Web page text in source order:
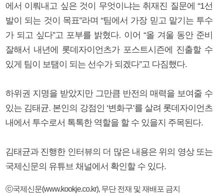
에서 이뤄내고 싶은 것이 무엇이냐는 취재진 질문에 “1선
발이 되는 것이 목표”라며 “팀에서 가장 믿고 맡기는 투수
가 되고 싶다”고 포부를 밝혔다. 이어 “올 겨울 동안 준비
잘해서 내년에 롯데자이언츠가 포스트시즌에 진출할 수
있게 팀이 보탬이 되는 선수가 되겠다”고 다짐했다.
하위권 지명을 받았지만 그만큼 반전의 매력을 보여줄 수
있는 김태균. 본인의 강점인 ‘변화구’를 살려 롯데자이언츠
내에서 투수로서 톡톡한 역할을 할 수 있을지 주목된다.
김태균과 진행한 인터뷰의 더 많은 내용은 위의 영상 또는
국제신문의 유튜브 채널에서 확인할 수 있다.
ⓒ국제신문(www.kookje.co.kr), 무단 전재 및 재배포 금지